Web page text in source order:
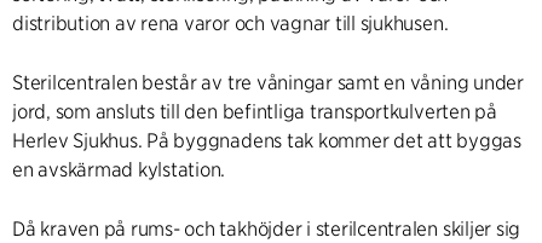
distribution av rena varor och vagnar till sjukhusen.
Sterilcentralen består av tre våningar samt en våning under
jord, som ansluts till den befintliga transportkulverten på
Herlev Sjukhus. På byggnadens tak kommer det att byggas
en avskärmad kylstation.
Då kraven på rums- och takhöjder i sterilcentralen skiljer sig